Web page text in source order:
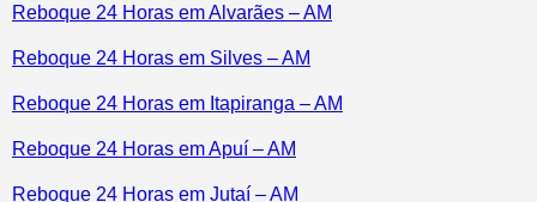
Reboque 24 Horas em Alvarães – AM
Reboque 24 Horas em Silves – AM
Reboque 24 Horas em Itapiranga – AM
Reboque 24 Horas em Apuí – AM
Reboque 24 Horas em Jutaí – AM